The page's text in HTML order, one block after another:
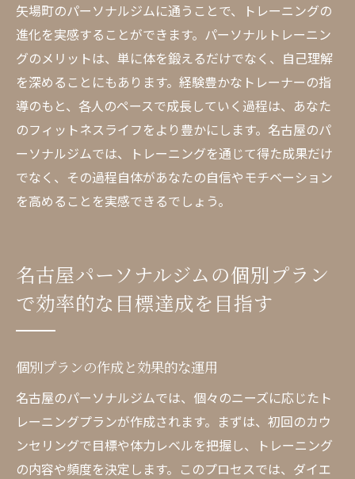
矢場町のパーソナルジムに通うことで、トレーニングの
進化を実感することができます。パーソナルトレーニン
グのメリットは、単に体を鍛えるだけでなく、自己理解
を深めることにもあります。経験豊かなトレーナーの指
導のもと、各人のペースで成長していく過程は、あなた
のフィットネスライフをより豊かにします。名古屋のパ
ーソナルジムでは、トレーニングを通じて得た成果だけ
でなく、その過程自体があなたの自信やモチベーション
を高めることを実感できるでしょう。
名古屋パーソナルジムの個別プラン
で効率的な目標達成を目指す
個別プランの作成と効果的な運用
名古屋のパーソナルジムでは、個々のニーズに応じたト
レーニングプランが作成されます。まずは、初回のカウ
ンセリングで目標や体力レベルを把握し、トレーニング
の内容や頻度を決定します。このプロセスでは、ダイエ